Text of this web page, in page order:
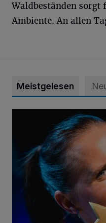
Waldbeständen
Ambiente. An allen
Meistgelesen
Von der Streife auf die